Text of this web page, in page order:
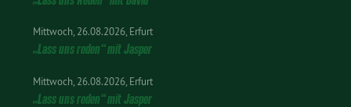
Mittwoch 26.08.2026 Erfurt
„Lass uns reden“ mit Jasper
Mittwoch 26.08.2026 Erfurt
„Lass uns reden“ mit Jasper